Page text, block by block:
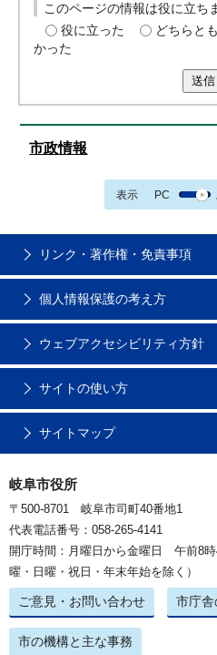
このページの情報は役に立ち
役に立った
どちらと
かった
送信
市政情報
表示 PC
リンク・著作権・免責事項
個人情報保護の考え方
ウェブアクセシビリティ方針
サイトの使い方
サイトマップ
岐阜市役所
〒500-8701 岐阜市司町40番地1
代表電話番号：058-265-4141
開庁時間：月曜日から金曜日 午前8
曜・日曜・祝日・年末年始を除く）
ご意見・お問い合わせ 市庁舎
市の機構と主な事務